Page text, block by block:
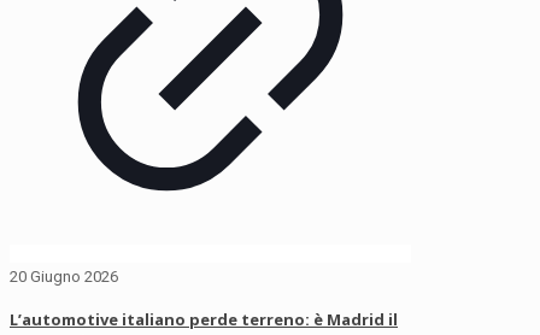
20 Giugno 2026
L’automotive italiano perde terreno: è Madrid il